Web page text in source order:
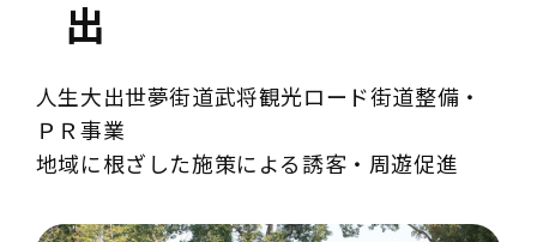
出
人生大出世夢街道武将観光ロード街道整備・
ＰＲ事業
地域に根ざした施策による誘客・周遊促進